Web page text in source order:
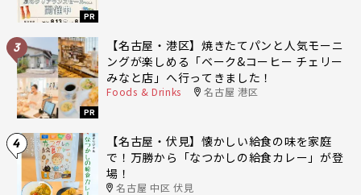
PR
3
PR
【名古屋・港区】焼きたてパンと人気モーニ
ングが楽しめる「ベーク&コーヒー チェリー
みなと店」へ行ってきました！
Foods & Drinks 名古屋 港区
4
【名古屋・伏見】懐かしい給食の味を家庭
で！万勝から「なつかしの給食カレー」が登
場！
名古屋 中区 伏見